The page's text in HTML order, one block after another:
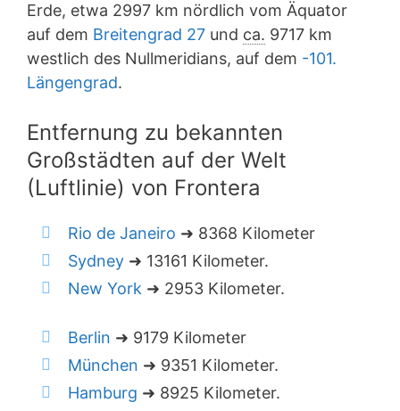
Erde, etwa 2997 km nördlich vom Äquator
auf dem Breitengrad 27 und ca. 9717 km
westlich des Nullmeridians, auf dem -101.
Längengrad.
Entfernung zu bekannten
Großstädten auf der Welt
(Luftlinie) von Frontera
Rio de Janeiro ➜ 8368 Kilometer
Sydney ➜ 13161 Kilometer.
New York ➜ 2953 Kilometer.
Berlin ➜ 9179 Kilometer
München ➜ 9351 Kilometer.
Hamburg ➜ 8925 Kilometer.